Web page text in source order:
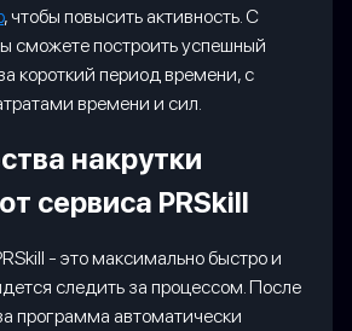
, чтобы повысить активность. С
сможете построить успешный
короткий период времени, с
времени и сил.
накрутки
сервиса PRSkill
- это максимально быстро и
следить за процессом. После
программа автоматически